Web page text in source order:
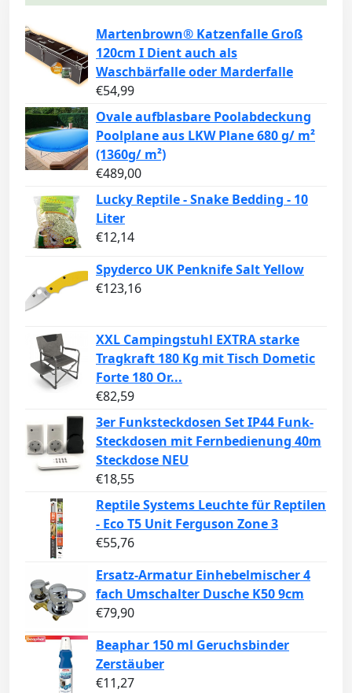
Martenbrown® Katzenfalle Groß
120cm I Dient auch als
Waschbärfalle oder Marderfalle
€54,99
Ovale aufblasbare Poolabdeckung
Poolplane aus LKW Plane 680 g/ m²
(1360g/ m²)
€489,00
Lucky Reptile - Snake Bedding - 10
Liter
€12,14
Spyderco UK Penknife Salt Yellow
€123,16
XXL Campingstuhl EXTRA starke
Tragkraft 180 Kg mit Tisch Dometic
Forte 180 Or...
€82,59
3er Funksteckdosen Set IP44 Funk-
Steckdosen mit Fernbedienung 40m
Steckdose NEU
€18,55
Reptile Systems Leuchte für Reptilen
- Eco T5 Unit Ferguson Zone 3
€55,76
Ersatz-Armatur Einhebelmischer 4
fach Umschalter Dusche K50 9cm
€79,90
Beaphar 150 ml Geruchsbinder
Zerstäuber
€11,27